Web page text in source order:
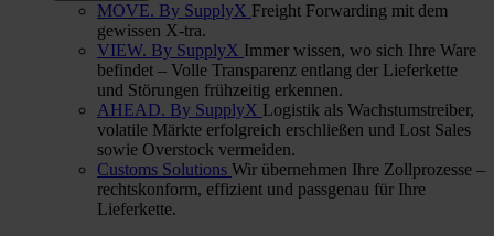
MOVE. By SupplyX Freight Forwarding mit dem
gewissen X-tra.
VIEW. By SupplyX Immer wissen, wo sich Ihre Ware
befindet – Volle Transparenz entlang der Lieferkette
und Störungen frühzeitig erkennen.
AHEAD. By SupplyX Logistik als Wachstumstreiber,
volatile Märkte erfolgreich erschließen und Lost Sales
sowie Overstock vermeiden.
Customs Solutions Wir übernehmen Ihre Zollprozesse –
rechtskonform, effizient und passgenau für Ihre
Lieferkette.